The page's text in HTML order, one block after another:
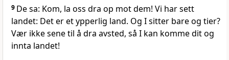
9 De sa: Kom, la oss dra op mot dem! Vi har sett
landet: Det er et ypperlig land. Og I sitter bare og tier?
Vær ikke sene til å dra avsted, så I kan komme dit og
innta landet!